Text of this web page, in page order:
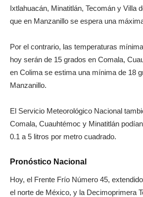
Ixtlahuacán, Minatitlán, Tecomán y Villa
que en Manzanillo se espera una
Por el contrario, las temperaturas
hoy serán de 15 grados en Comala,
en Colima se estima una mínima de 18
Manzanillo.
El Servicio Meteorológico Nacional
Comala, Cuauhtémoc y Minatitlán
0.1 a 5 litros por metro cuadrado.
Pronóstico Nacional
Hoy, el Frente Frío Número 45,
el norte de México, y la Decimoprimera